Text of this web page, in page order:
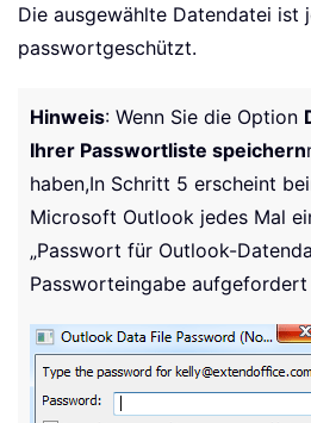
Die ausgewählte Datendatei ist
passwortgeschützt.
Hinweis: Wenn Sie die Option
Ihrer Passwortliste speichern
haben,In Schritt 5 erscheint
Microsoft Outlook jedes Mal
„Passwort für Outlook-
Passworteingabe aufgefordert